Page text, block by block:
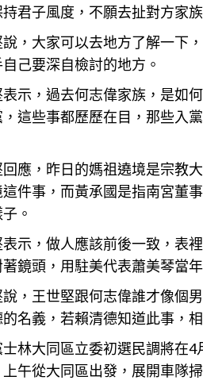
君子風度，不願去扯對方家
說，大家可以去地方了解一下
己要深自檢討的地方。
表示，過去何志偉家族，是如
，這些事都歷歷在目，那些入
應，昨日的媽祖遶境是宗教
件事，而黃承國是指南宮董
。
表示，做人應該前後一致，表
鏡頭，用駐美代表蕭美琴當
說，王世堅跟何志偉誰才像個
名義，若賴清德知道此事，
士林大同區立委初選民調將在
午從大同區出發，展開車隊